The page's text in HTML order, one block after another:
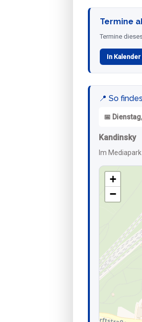
Termine
Termine
In
📍 So
📅
Kandinsky
Im
+
−